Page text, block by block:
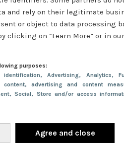
and rely on their legitimate
or object to data processing
on “Learn More” or in our
purposes:
, Advertising, Analytics,
advertising and content
, Social, Store and/or access
Agree and close
het thema
drijvende kracht achter het Met
in een fluwelen jas van Loewe
gala. De creatieve richting van
toe aan haar ensemble.